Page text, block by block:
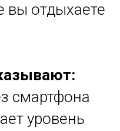
вы отдыхаете
смартфона
уровень